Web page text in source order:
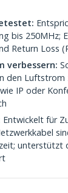
bis 250MHz;
Return Loss
verbessern:
den Luftstrom
IP oder
Entwickelt für
unterstützt